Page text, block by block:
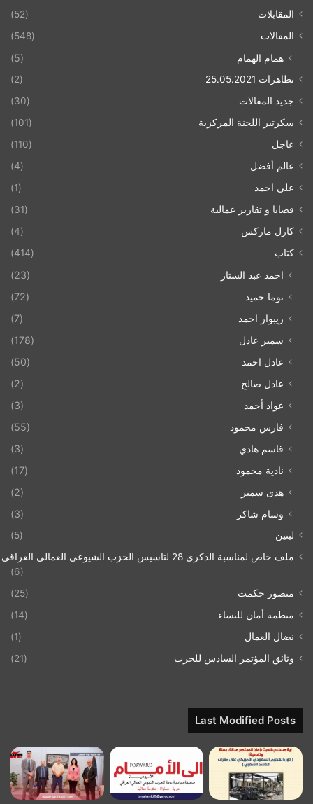
المقابلات
(52)
المقالات
(548)
همام الهمام (5)
تظاهرات 25.05.2021
(2)
جديد المقالات
(30)
سكرتير اللجنة المركزية
(101)
عاجل
(110)
عالم أفضل
(4)
علي احمد
(1)
قضايا و تقارير عمالية
(31)
كارل ماركس
(4)
كتاب
(414)
احمد عبد الستار
(23)
توما حميد
(72)
ريبوار احمد
(7)
سمير عادل
(178)
عادل احمد
(50)
عادل صالح
(2)
عواد أحمد
(3)
فارس محمود
(55)
قاسم هادي
(3)
نادية محمود
(17)
هدى سمير
(2)
وسام شاكر
(3)
لينين
(5)
ملف خاص لمناسبة الذكرى 28 لتاسيس الحزب الشيوعي العمالي العراقي 1993/07/21
(6)
منصور حكمت
(25)
منظمة أمان للنساء
(14)
نضال العمال
(1)
وثائق المؤتمر السادس للحزب
(21)
Last Modified Posts